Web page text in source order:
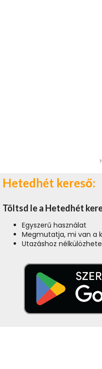
Hetedhét kereső:
Töltsd le a Hetedhét
Egyszerű használat
Megmutatja, mi van a
Utazáshoz